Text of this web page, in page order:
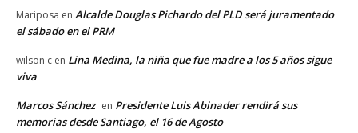
Mariposa en Alcalde Douglas Pichardo del PLD será juramentado
el sábado en el PRM
wilson c en Lina Medina, la niña que fue madre a los 5 años sigue
viva
Marcos Sánchez en Presidente Luis Abinader rendirá sus
memorias desde Santiago, el 16 de Agosto